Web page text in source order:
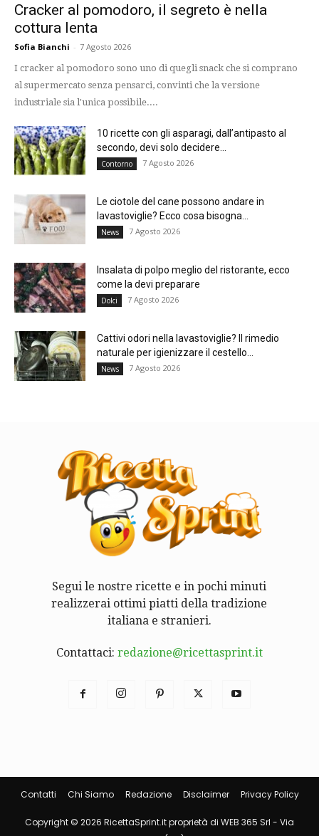
Cracker al pomodoro, il segreto è nella
cottura lenta
Sofia Bianchi - 7 Agosto 2026
I cracker al pomodoro sono uno di quegli snack che si comprano
al supermercato senza pensarci, convinti che la versione
industriale sia l'unica possibile....
10 ricette con gli asparagi, dall’antipasto al
secondo, devi solo decidere...
Contorno 7 Agosto 2026
Le ciotole del cane possono andare in
lavastoviglie? Ecco cosa bisogna...
News 7 Agosto 2026
Insalata di polpo meglio del ristorante, ecco
come la devi preparare
Dolci 7 Agosto 2026
Cattivi odori nella lavastoviglie? Il rimedio
naturale per igienizzare il cestello...
News 7 Agosto 2026
Segui le nostre ricette e in pochi minuti
realizzerai ottimi piatti della tradizione
italiana e stranieri.
Contattaci: redazione@ricettasprint.it
Contatti Chi Siamo Redazione Disclaimer Privacy Policy
Copyright © 2026 RicettaSprint.it proprietà di WEB 365 Srl - Via